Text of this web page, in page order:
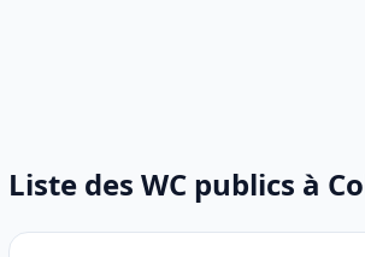
Liste des WC publics à